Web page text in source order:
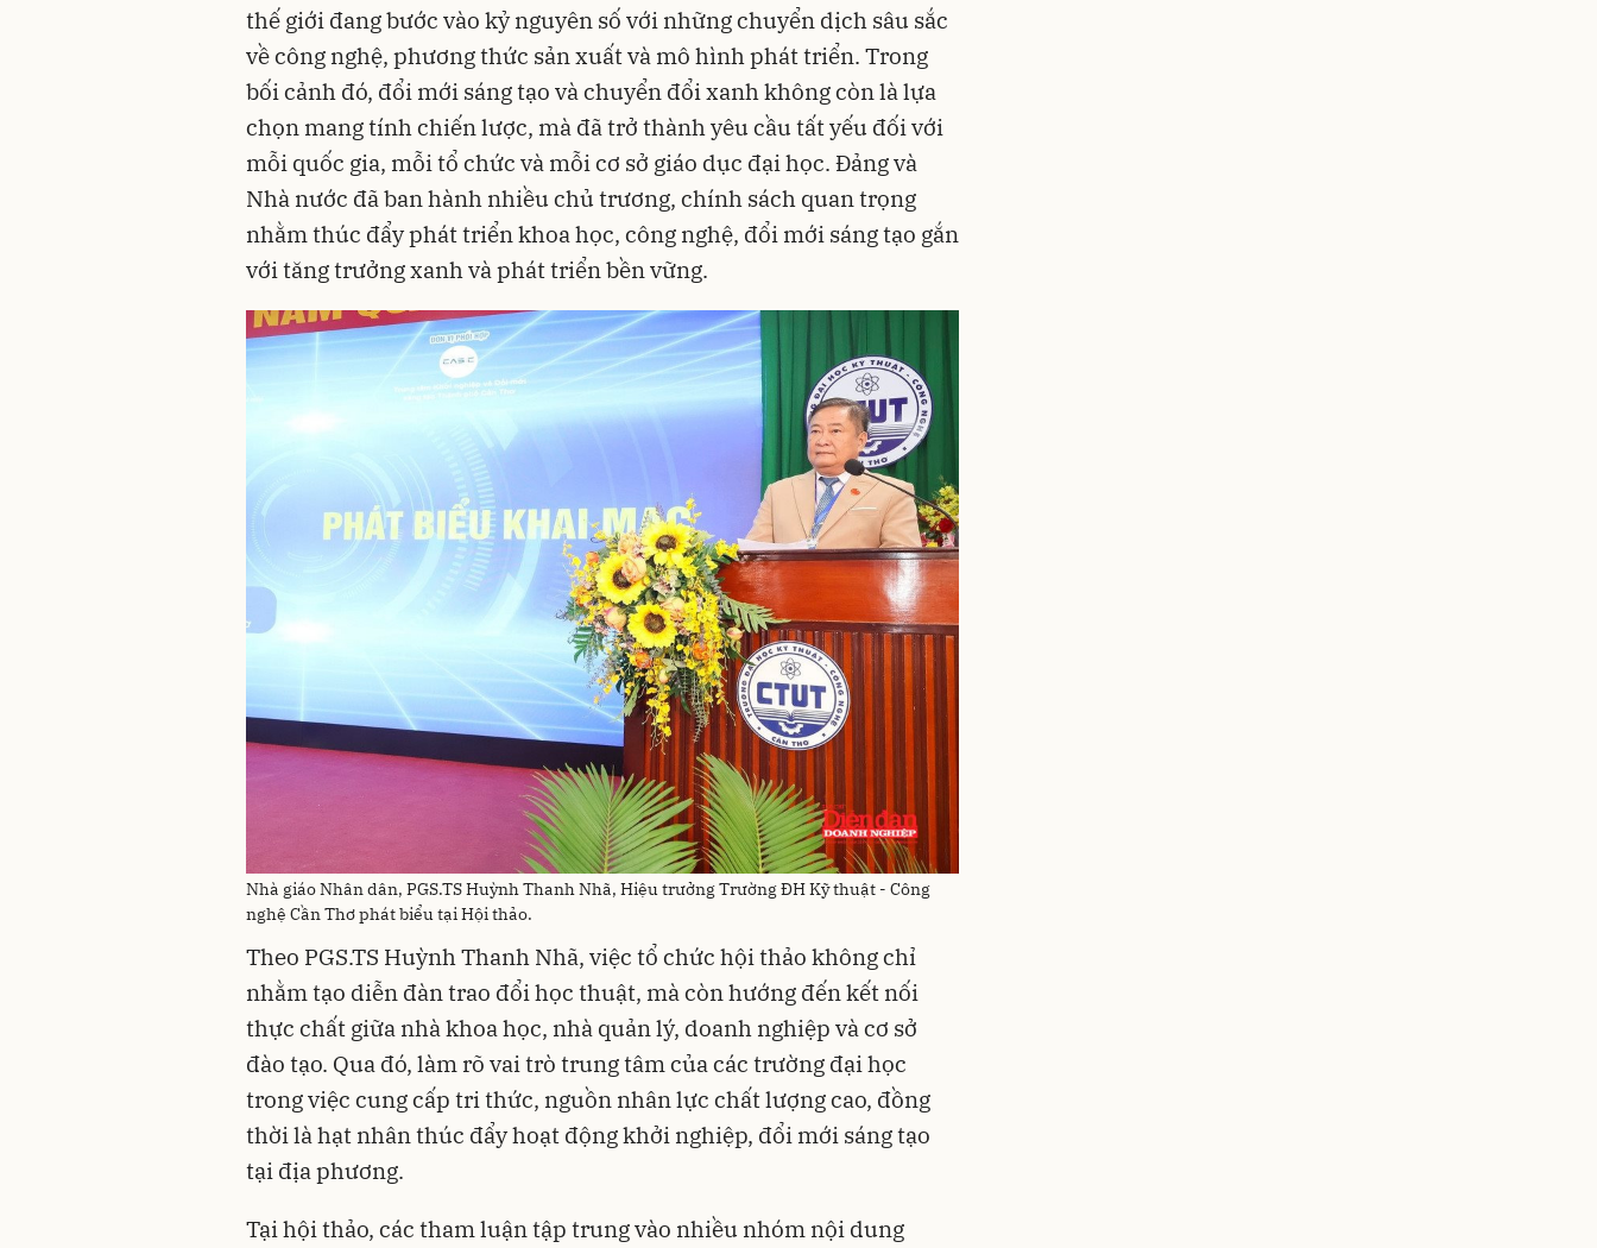
thế giới đang bước vào kỷ nguyên số với những chuyển dịch sâu sắc
về công nghệ, phương thức sản xuất và mô hình phát triển. Trong
bối cảnh đó, đổi mới sáng tạo và chuyển đổi xanh không còn là lựa
chọn mang tính chiến lược, mà đã trở thành yêu cầu tất yếu đối với
mỗi quốc gia, mỗi tổ chức và mỗi cơ sở giáo dục đại học. Đảng và
Nhà nước đã ban hành nhiều chủ trương, chính sách quan trọng
nhằm thúc đẩy phát triển khoa học, công nghệ, đổi mới sáng tạo gắn
với tăng trưởng xanh và phát triển bền vững.
Nhà giáo Nhân dân, PGS.TS Huỳnh Thanh Nhã, Hiệu trưởng Trường ĐH Kỹ thuật - Công
nghệ Cần Thơ phát biểu tại Hội thảo.
Theo PGS.TS Huỳnh Thanh Nhã, việc tổ chức hội thảo không chỉ
nhằm tạo diễn đàn trao đổi học thuật, mà còn hướng đến kết nối
thực chất giữa nhà khoa học, nhà quản lý, doanh nghiệp và cơ sở
đào tạo. Qua đó, làm rõ vai trò trung tâm của các trường đại học
trong việc cung cấp tri thức, nguồn nhân lực chất lượng cao, đồng
thời là hạt nhân thúc đẩy hoạt động khởi nghiệp, đổi mới sáng tạo
tại địa phương.
Tại hội thảo, các tham luận tập trung vào nhiều nhóm nội dung